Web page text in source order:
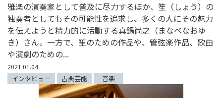
雅楽の演奏家として普及に尽力するほか、笙（しょう）の
独奏者としてもその可能性を追求し、多くの人にその魅力
を伝えようと精力的に活動する真鍋尚之（まなべなおゆ
き）さん。一方で、笙のための作品や、管弦楽作品、歌曲
や演劇のための...
2021.01.04
インタビュー 古典芸能 音楽